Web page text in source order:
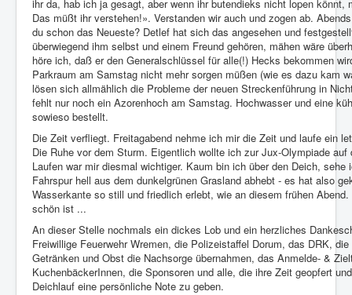
ihr da, hab ich ja gesagt, aber wenn ihr butendieks nicht lopen könnt,
Das müßt ihr verstehen!». Verstanden wir auch und zogen ab.
du schon das Neueste? Detlef hat sich das angesehen und
überwiegend ihm selbst und einem Freund gehören, mähen wäre
höre ich, daß er den Generalschlüssel für alle(!) Hecks bekommen
Parkraum am Samstag nicht mehr sorgen müßen (wie es dazu kam
lösen sich allmählich die Probleme der neuen Streckenführung in
fehlt nur noch ein Azorenhoch am Samstag. Hochwasser und eine
sowieso bestellt.
Die Zeit verfliegt. Freitagabend nehme ich mir die Zeit und laufe ein
Die Ruhe vor dem Sturm. Eigentlich wollte ich zur Jux-Olympiade
Laufen war mir diesmal wichtiger. Kaum bin ich über den Deich,
Fahrspur hell aus dem dunkelgrünen Grasland abhebt - es hat also
Wasserkante so still und friedlich erlebt, wie an diesem frühen
schön ist ...
An dieser Stelle nochmals ein dickes Lob und ein herzliches
Freiwillige Feuerwehr Wremen, die Polizeistaffel Dorum, das DRK,
Getränken und Obst die Nachsorge übernahmen, das Anmelde- &
KuchenbäckerInnen, die Sponsoren und alle, die ihre Zeit geopfert
Deichlauf eine persönliche Note zu geben.